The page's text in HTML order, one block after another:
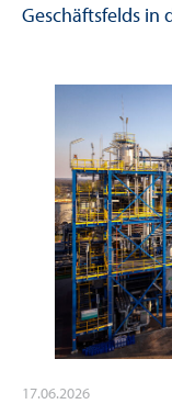
Geschäftsfelds in
17.06.2026